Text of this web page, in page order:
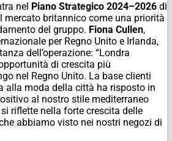
nel Piano Strategico 2024–2026 di
mercato britannico come una priorità
del gruppo. Fiona Cullen,
per Regno Unito e Irlanda,
dell’operazione: “Londra
di crescita più
nel Regno Unito. La base clienti
alla moda della città ha risposto in
al nostro stile mediterraneo
riflette nella forte crescita delle
abbiamo visto nei nostri negozi di